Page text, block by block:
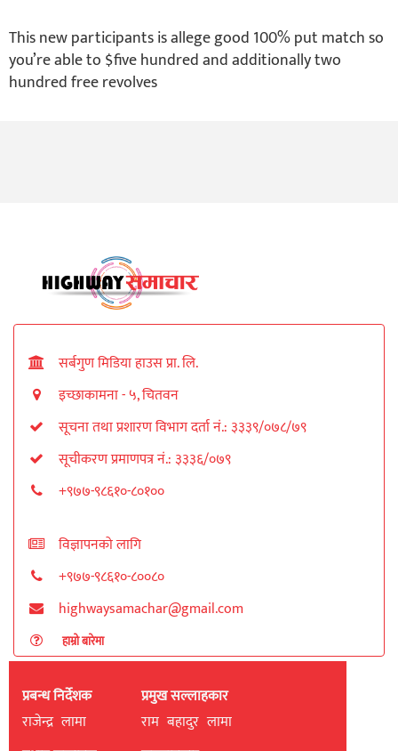
This new participants is allege good 100% put match so
you’re able to $five hundred and additionally two
hundred free revolves
सर्बगुण मिडिया हाउस प्रा. लि.
इच्छाकामना - ५, चितवन
सूचना तथा प्रशारण विभाग दर्ता नं.: ३३३९/०७८/७९
सूचीकरण प्रमाणपत्र नं.: ३३३६/०७९
+९७७-९८६१०-८०१००
विज्ञापनको लागि
+९७७-९८६१०-८००८०
highwaysamachar@gmail.com
हाम्रो बारेमा
प्रबन्ध निर्देशक
राजेन्द्र लामा
प्रमुख सल्लाहकार
राम बहादुर लामा